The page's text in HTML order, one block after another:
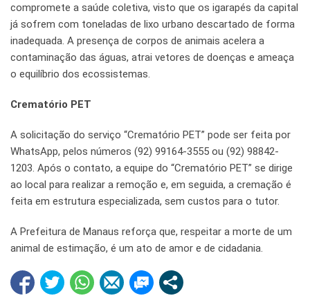
compromete a saúde coletiva, visto que os igarapés da capital
já sofrem com toneladas de lixo urbano descartado de forma
inadequada. A presença de corpos de animais acelera a
contaminação das águas, atrai vetores de doenças e ameaça
o equilíbrio dos ecossistemas.
Crematório PET
A solicitação do serviço “Crematório PET” pode ser feita por
WhatsApp, pelos números (92) 99164-3555 ou (92) 98842-
1203. Após o contato, a equipe do “Crematório PET” se dirige
ao local para realizar a remoção e, em seguida, a cremação é
feita em estrutura especializada, sem custos para o tutor.
A Prefeitura de Manaus reforça que, respeitar a morte de um
animal de estimação, é um ato de amor e de cidadania.